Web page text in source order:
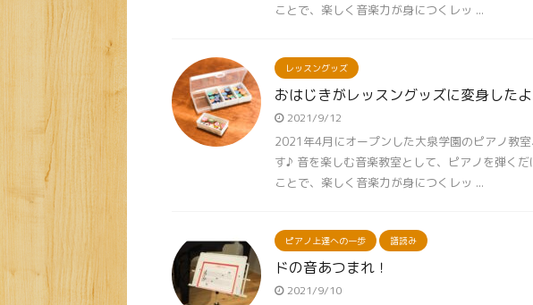
ことで、楽しく音楽力が身につくレッ ...
レッスングッズ
おはじきがレッスングッズに変身したよ
2021/9/12
2021年4月にオープンした大泉学園のピアノ教
す♪ 音を楽しむ音楽教室として、ピアノを弾く
ことで、楽しく音楽力が身につくレッ ...
ピアノ上達への一歩 譜読み
ドの音あつまれ！
2021/9/10